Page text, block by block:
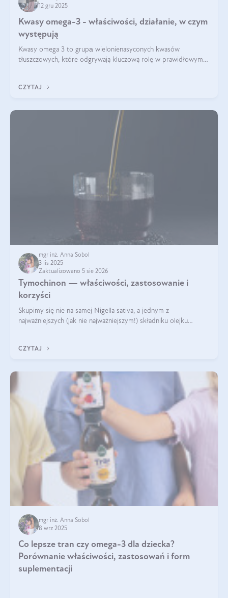
12 gru 2025
Kwasy omega-3 - właściwości, działanie, w czym
występują
Kwasy omega 3 to grupа wielonienasyconych kwasów
tłuszczowych, które odgrywają kluczową rolę w prawidłowym
CZYTAJ
mgr inż. Anna Sobol
3 lis 2025
Zaktualizowano 5 sie 2026
Tymochinon — właściwości, zastosowanie i
korzyści
Skupimy się nie na samej Nigella sativa, a jednym z
najważniejszych (jak nie najważniejszym!) składniku olejku
CZYTAJ
mgr inż. Anna Sobol
8 wrz 2025
Co lepsze tran czy omega-3 dla dziecka?
Porównanie właściwości, zastosowań i form
suplementacji